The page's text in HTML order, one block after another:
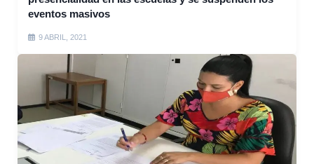
eventos masivos
9 ABRIL, 2021